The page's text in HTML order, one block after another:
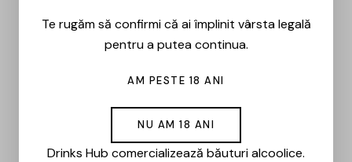
Te rugăm să confirmi că ai împlinit vârsta legală
pentru a putea continua.
AM PESTE 18 ANI
NU AM 18 ANI
Drinks Hub comercializează băuturi alcoolice.